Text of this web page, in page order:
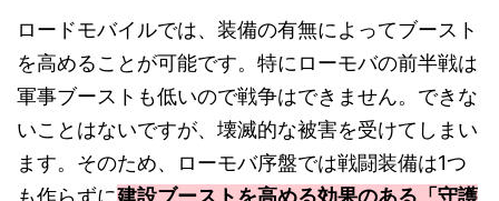
ロードモバイルでは、装備の有無によってブースト
を高めることが可能です。特にローモバの前半戦は
軍事ブーストも低いので戦争はできません。できな
いことはないですが、壊滅的な被害を受けてしまい
ます。そのため、ローモバ序盤では戦闘装備は1つ
も作らずに建設ブーストを高める効果のある「守護